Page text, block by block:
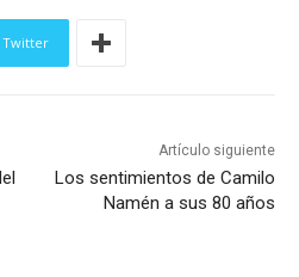
Twitter
Artículo siguiente
Los sentimientos de Camilo
Namén a sus 80 años